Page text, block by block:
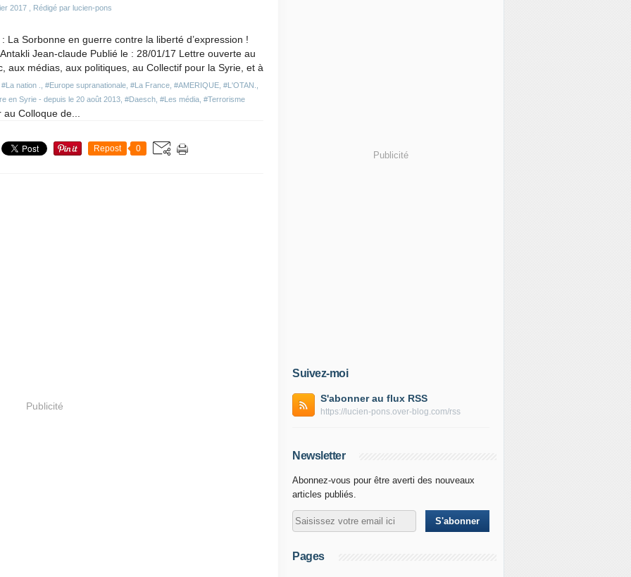
2017 , Rédigé par lucien-pons
#La nation . #Europe supranationale #La France #AMERIQUE #L'OTAN.
en Syrie - depuis le 20 août 2013 #Daesch #Les média #Terrorisme
La Sorbonne en guerre contre la liberté d’expression !
Jean-claude Publié le : 28/01/17 Lettre ouverte au
aux médias, aux politiques, au Collectif pour la Syrie, et à
Colloque de...
Repost 0
Publicité
Publicité
Suivez-moi
S'abonner au flux RSS
https://lucien-pons.over-blog.com/rss
Newsletter
Abonnez-vous pour être averti des nouveaux
articles publiés.
Pages